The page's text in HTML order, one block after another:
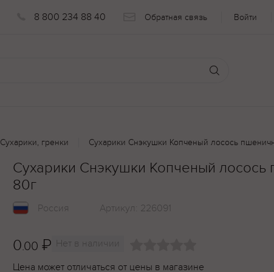
8 800 234 88 40 Обратная связь Войти
Сухарики, гренки Сухарики Снэкушки Копченый лосось
Сухарики Снэкушки Копченый
80г
Россия Артикул: 226091
0.00 ₽ Нет в наличии
Цена может отличаться от цены в магазине